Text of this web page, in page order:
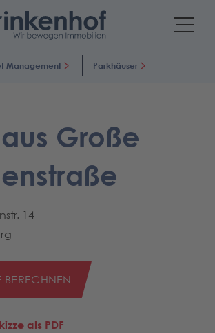
Management Parkhäuser
Große
14
BERECHNEN
als PDF